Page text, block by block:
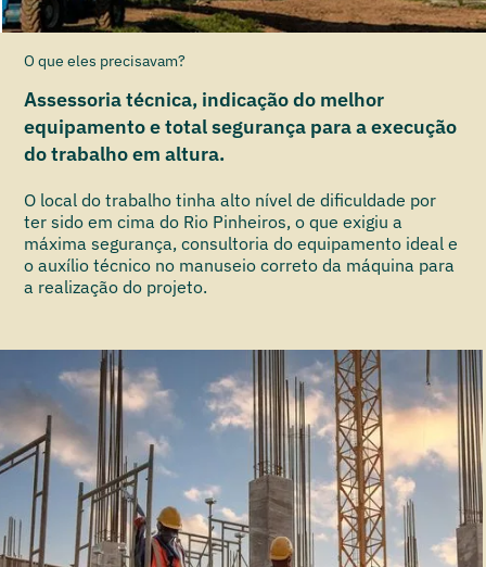
O que eles precisavam?
Assessoria técnica, indicação do melhor
equipamento e total segurança para a execução
do trabalho em altura.
O local do trabalho tinha alto nível de dificuldade por
ter sido em cima do Rio Pinheiros, o que exigiu a
máxima segurança, consultoria do equipamento ideal e
o auxílio técnico no manuseio correto da máquina para
a realização do projeto.